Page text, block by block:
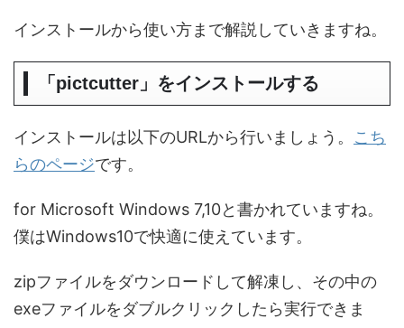
インストールから使い方まで解説していきますね。
「pictcutter」をインストールする
インストールは以下のURLから行いましょう。 こち
らのページです。
for Microsoft Windows 7,10と書かれていますね。
僕はWindows10で快適に使えています。
zipファイルをダウンロードして解凍し、その中の
exeファイルをダブルクリックしたら実行できま